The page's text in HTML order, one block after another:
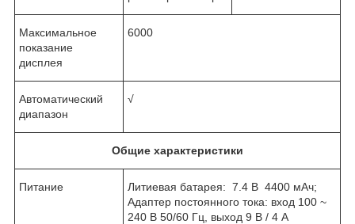
Максимальное
показание
дисплея
6000
Автоматический
диапазон
√
Общие характеристики
Питание
Литиевая батарея: 7.4 В 4400 мАч;
Адаптер постоянного тока: вход 100 ~
240 В 50/60 Гц, выход 9 В / 4 А